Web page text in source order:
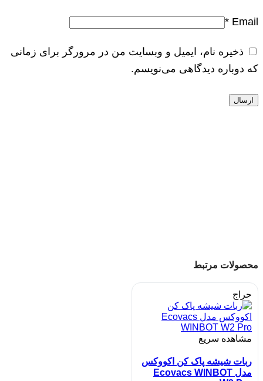
Email
*
ذخیره نام، ایمیل و وبسایت من در مرورگر برای زمانی
که دوباره دیدگاهی می‌نویسم.
محصولات مرتبط
حراج
مشاهده سریع
ربات شیشه پاک کن اکووکس
مدل Ecovacs WINBOT